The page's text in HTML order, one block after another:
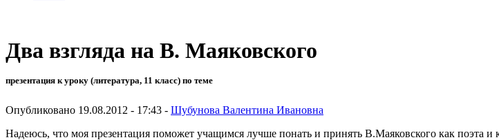
Два взгляда на В. Маяковского
презентация к уроку (литература, 11 класс) по теме
Опубликовано 19.08.2012 - 17:43 - Шубунова Валентина Ивановна
Надеюсь, что моя презентация поможет учащимся лучше понать и принять В.Маяковского как поэта и